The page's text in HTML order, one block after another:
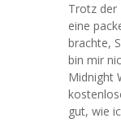
Trotz der
eine
brachte,
bin mir
Midnight
gut, wie